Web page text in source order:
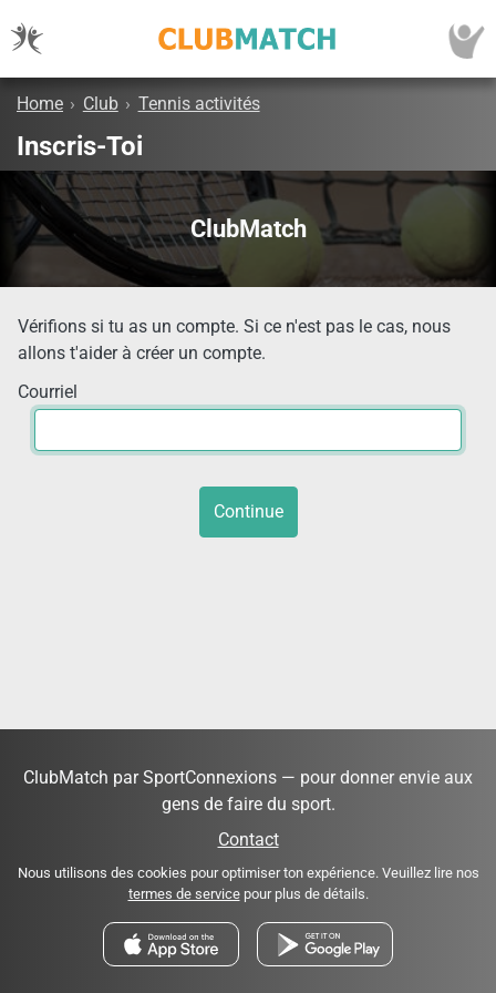
Home › Club › Tennis activités
Inscris-Toi
ClubMatch
Vérifions si tu as un compte. Si ce n'est pas le cas, nous
allons t'aider à créer un compte.
Courriel
Continue
ClubMatch par SportConnexions — pour donner envie aux
gens de faire du sport.
Contact
Nous utilisons des cookies pour optimiser ton expérience. Veuillez lire nos
termes de servicepour plus de détails.